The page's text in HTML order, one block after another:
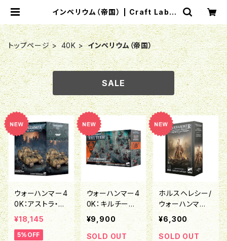
インペリウム（帝国） | Craft Labo
ミニチュアゲームショップ
トップページ
40K インペリウム（帝国）
SALE
ウォーハンマー4
0K：アストラ・ミ
リタルム：ベイン
ブレイド
¥18,145
5%OFF
ウォーハンマー4
0K：キルチーム：
セレスティアン・
インシディアント
¥9,900
SOLD OUT
ホルスヘレシー/
ウォーハンマー4
0K:レギオ・カス
トーデス：シール
ドキャプテン
¥6,300
SOLD OUT